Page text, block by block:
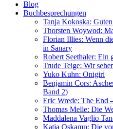
Blog
Buchbesprechungen
Tanja Kokoska:
Thorsten Woywod:
Florian Illies: Wenn
in Sanary
Robert Seethaler: Ein
Trude Teige: Wir
Yuko Kuhn: Onigiri
Benjamin Cors:
Band 2)
Eric Wrede: The End
Thomas Melle: Die
Maddalena Vaglio
Katja Oskamp: Die